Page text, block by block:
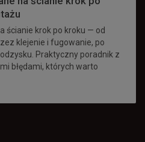
ścianie krok po kroku — od
klejenie i fugowanie, po
Praktyczny poradnik z
błędami, których warto